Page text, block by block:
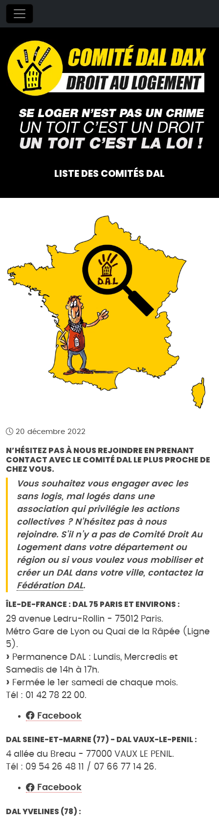
LISTE DES COMITÉS DAL
20 décembre 2022
N’HÉSITEZ PAS À NOUS REJOINDRE EN PRENANT
CONTACT AVEC LE COMITÉ DAL LE PLUS PROCHE DE
CHEZ VOUS.
Vous souhaitez vous engager avec les
sans logis, mal logés dans une
association qui privilégie les actions
collectives ? N’hésitez pas à nous
rejoindre. S’il n’y a pas de Comité Droit Au
Logement dans votre département ou
région ou si vous voulez vous mobiliser et
créer un DAL dans votre ville, contactez la
Fédération DAL.
ÎLE-DE-FRANCE : DAL 75 PARIS ET ENVIRONS :
29 avenue Ledru-Rollin - 75012 Paris.
Métro Gare de Lyon ou Quai de la Râpée (Ligne
5).
Permanence DAL : Lundis, Mercredis et
Samedis de 14h à 17h.
Fermée le 1er samedi de chaque mois.
Tél : 01 42 78 22 00.
Facebook
DAL SEINE-ET-MARNE (77) - DAL VAUX-LE-PENIL :
4 allée du Breau - 77000 VAUX LE PENIL.
Tél : 09 54 26 48 11 / 07 66 77 14 26.
Facebook
DAL YVELINES (78) :